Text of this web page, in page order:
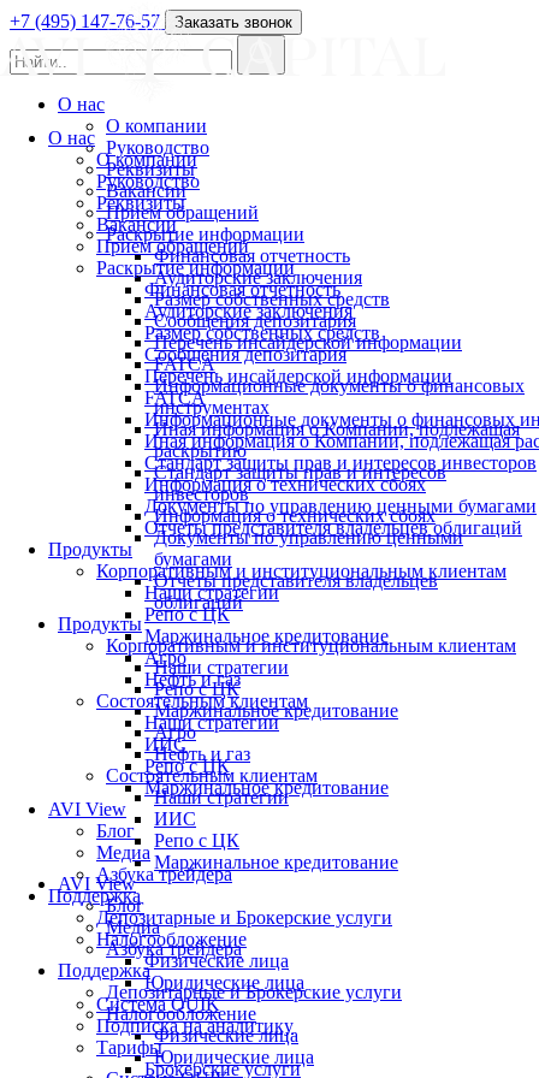
О нас
О компании
Руководство
Реквизиты
Вакансии
Прием обращений
Раскрытие информации
Финансовая отчетность
Аудиторские заключения
Размер собственных средств
Сообщения депозитария
Перечень инсайдерской информации
FATCA
Информационные документы о финансовых
Иная информация о Компании, подлежащая
Стандарт защиты прав и интересов инвесторов
Информация о технических сбоях
Документы по управлению ценными бумагами
Отчеты представителя владельцев облигаций
Продукты
Корпоративным и институциональным клиентам
Наши стратегии
Репо с ЦК
Маржинальное кредитование
Агро
Нефть и газ
Состоятельным клиентам
Наши стратегии
ИИС
Репо с ЦК
Маржинальное кредитование
AVI View
Блог
Медиа
Азбука трейдера
Поддержка
Депозитарные и Брокерские услуги
Налогообложение
Физические лица
Юридические лица
Система QUIK
Подписка на аналитику
Тарифы
Брокерские услуги
+7 (495) 147-76-57 Заказать звонок
О нас
О компании
Руководство
Реквизиты
Вакансии
Прием обращений
Раскрытие информации
Финансовая отчетность
Аудиторские заключения
Размер собственных средств
Сообщения депозитария
Перечень инсайдерской информации
FATCA
Информационные документы о финансовых
инструментах
Иная информация о Компании, подлежащая
раскрытию
Стандарт защиты прав и интересов
инвесторов
Информация о технических сбоях
Документы по управлению ценными
бумагами
Отчеты представителя владельцев
облигаций
Продукты
Корпоративным и институциональным клиентам
Наши стратегии
Репо с ЦК
Маржинальное кредитование
Агро
Нефть и газ
Состоятельным клиентам
Наши стратегии
ИИС
Репо с ЦК
Маржинальное кредитование
AVI View
Блог
Медиа
Азбука трейдера
Поддержка
Депозитарные и Брокерские услуги
Налогообложение
Физические лица
Юридические лица